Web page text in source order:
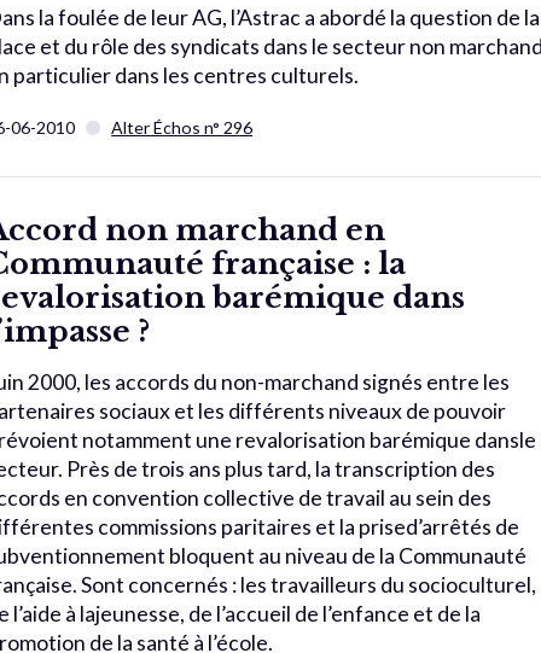
la foulée de leur AG, l’Astrac a abordé la question de la
et du rôle des syndicats dans le secteur non
particulier dans les centres culturels.
06-2010 Alter Échos n° 296
non marchand en
française : la
barémique dans
?
2000, les accords du non-marchand signés entre les
sociaux et les différents niveaux de pouvoir
notamment une revalorisation barémique dansle
Près de trois ans plus tard, la transcription des
en convention collective de travail au sein des
commissions paritaires et la prised’arrêtés de
bloquent au niveau de la Communauté
Sont concernés : les travailleurs du socioculturel,
l’aide à lajeunesse, de l’accueil de l’enfance et de la
de la santé à l’école.